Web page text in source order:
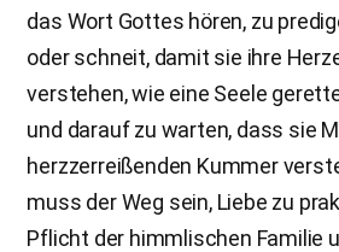
das Wort Gottes hören, zu
oder schneit, damit sie ihre
verstehen, wie eine Seele
und darauf zu warten, dass sie
herzzerreißenden Kummer
muss der Weg sein, Liebe zu
Pflicht der himmlischen Familie